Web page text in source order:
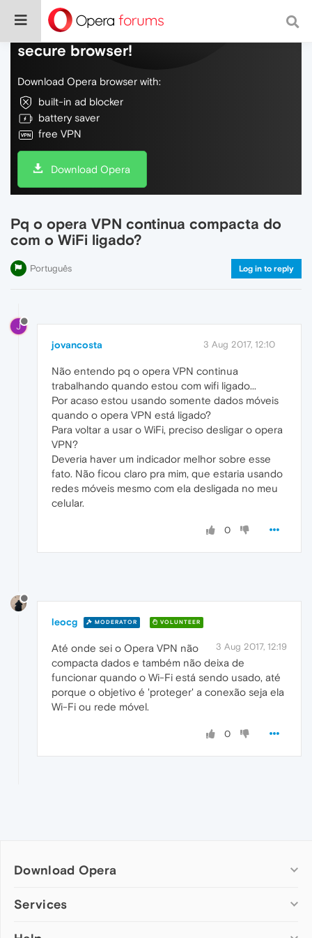
Do more on the web, with a fast and
secure browser!
Download Opera browser with:
built-in ad blocker
battery saver
free VPN
Download Opera
Pq o opera VPN continua compacta do
com o WiFi ligado?
Português Log in to reply
J
jovancosta 3 Aug 2017, 12:10
Não entendo pq o opera VPN continua
trabalhando quando estou com wifi ligado...
Por acaso estou usando somente dados móveis
quando o opera VPN está ligado?
Para voltar a usar o WiFi, preciso desligar o opera
VPN?
Deveria haver um indicador melhor sobre esse
fato. Não ficou claro pra mim, que estaria usando
redes móveis mesmo com ela desligada no meu
celular.
0
leocg MODERATOR VOLUNTEER
3 Aug 2017, 12:19
Até onde sei o Opera VPN não
compacta dados e também não deixa de
funcionar quando o Wi-Fi está sendo usado, até
porque o objetivo é 'proteger' a conexão seja ela
Wi-Fi ou rede móvel.
0
Download Opera
Computer browsers
Services